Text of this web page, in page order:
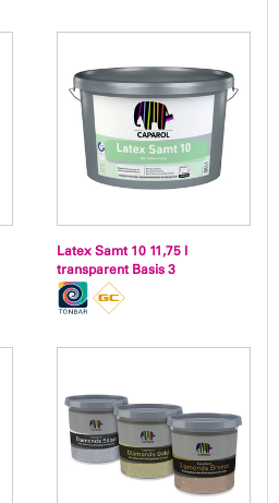
Latex Samt 10 11,75 l
transparent Basis 3